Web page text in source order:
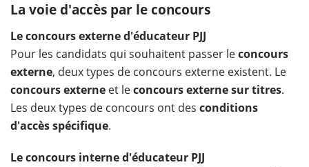
La voie d'accès par le concours
Le concours externe d'éducateur PJJ
Pour les candidats qui souhaitent passer leconcours
externe, deux types de concours externe existent. Le
concours externe et leconcours externe sur titres.
Les deux types de concours ont des conditions
d'accès spécifique.
Le concours interne d'éducateur PJJ